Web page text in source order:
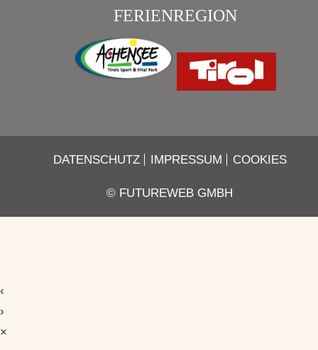
FERIENREGION
DATENSCHUTZ IMPRESSUM COOKIES
© FUTUREWEB GMBH
‹
›
×